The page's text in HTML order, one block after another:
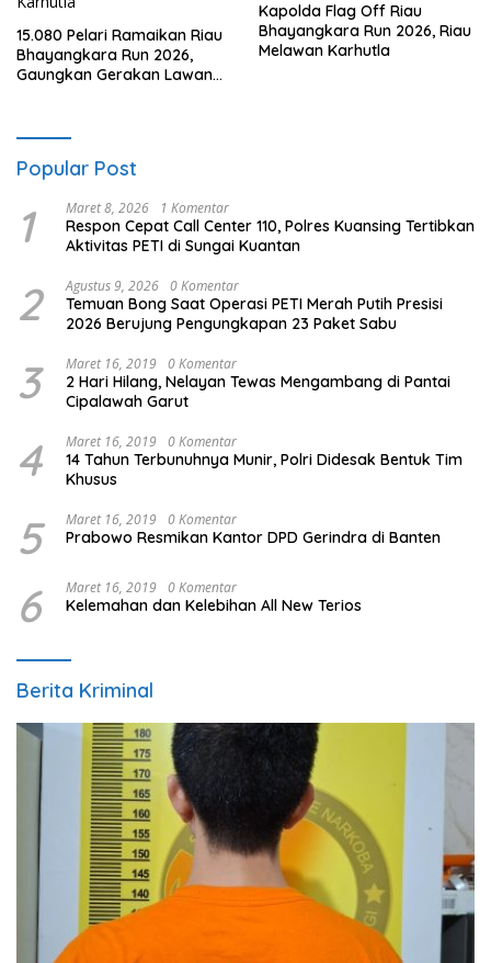
15.080 Pelari Ramaikan Riau
Bhayangkara Run 2026,
Gaungkan Gerakan Lawan
Kapolda Flag Off Riau
Bhayangkara Run 2026, Riau
Melawan Karhutla
Popular Post
1 Maret 8, 2026 1 Komentar
Respon Cepat Call Center 110, Polres Kuansing Tertibkan
Aktivitas PETI di Sungai Kuantan
2 Agustus 9, 2026 0 Komentar
Temuan Bong Saat Operasi PETI Merah Putih Presisi
2026 Berujung Pengungkapan 23 Paket Sabu
3 Maret 16, 2019 0 Komentar
2 Hari Hilang, Nelayan Tewas Mengambang di Pantai
Cipalawah Garut
4 Maret 16, 2019 0 Komentar
14 Tahun Terbunuhnya Munir, Polri Didesak Bentuk Tim
Khusus
5 Maret 16, 2019 0 Komentar
Prabowo Resmikan Kantor DPD Gerindra di Banten
6 Maret 16, 2019 0 Komentar
Kelemahan dan Kelebihan All New Terios
Berita Kriminal